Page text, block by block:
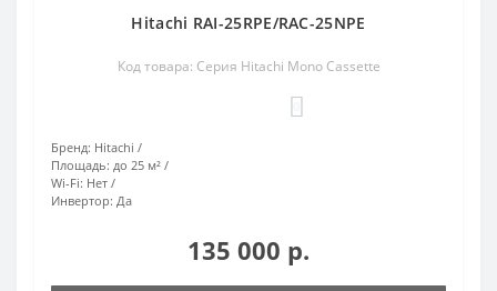
Hitachi RAI-25RPE/RAC-25NPE
Код товара: Серия Hitachi Mono Cassette
Бренд: Hitachi
Площадь: до 25 м²
Wi-Fi: Нет
Инвертор: Да
135 000 р.